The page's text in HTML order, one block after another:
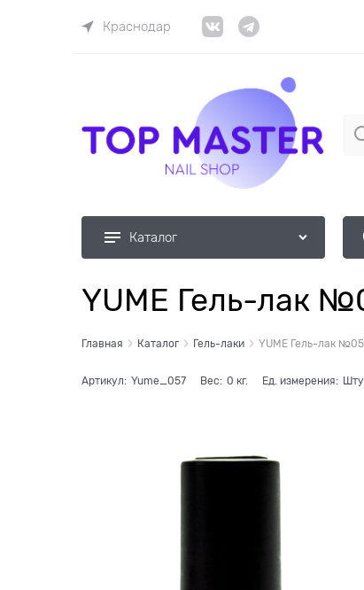
Краснодар
Каталог
YUME Гель-лак
Главная Каталог Гель-лаки YUME Гель-лак
Артикул: Yume_057 Вес: 0 кг. Ед. измерения: